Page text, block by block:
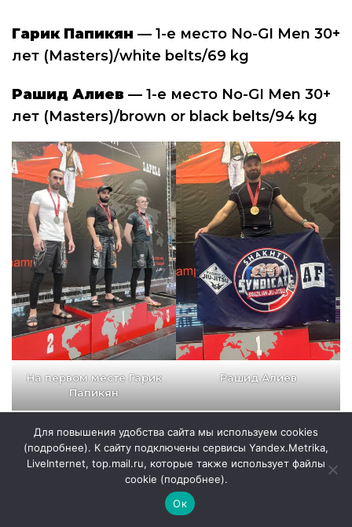
Гарик Папикян — 1-е место No-GI Men 30+
лет (Masters)/white belts/69 kg
Рашид Алиев — 1-е место No-GI Men 30+
лет (Masters)/brown or black belts/94 kg
На первом месте Гарик
Папикян
Рашид Алиев
Евгений Илюхин— 2-е место GI Men 30+
лет (Masters)/blue belts/76 kg и 3-е место
No-GI Men 30+ лет (Masters)/blue belts/76
Для повышения удобства сайта мы используем cookies
(подробнее). К сайту подключены сервисы Yandex.Metrika,
LiveInternet, top.mail.ru, которые также использует файлы
cookie (подробнее).
Ок